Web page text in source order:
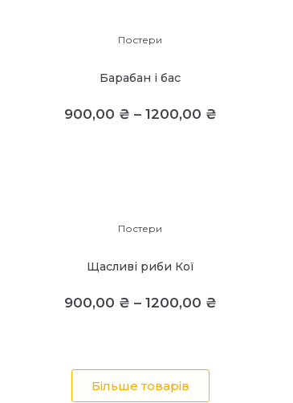
Постери
Барабан і бас
900,00 ₴ – 1200,00 ₴
Постери
Щасливі риби Кої
900,00 ₴ – 1200,00 ₴
Більше товарів